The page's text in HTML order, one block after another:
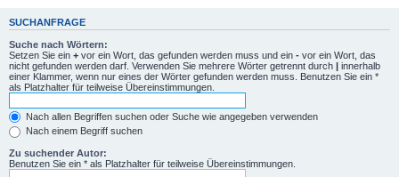
SUCHANFRAGE
Suche nach Wörtern:
Setzen Sie ein + vor ein Wort, das gefunden werden muss und ein - vor ein Wort, das
nicht gefunden werden darf. Verwenden Sie mehrere Wörter getrennt durch | innerhalb
einer Klammer, wenn nur eines der Wörter gefunden werden muss. Benutzen Sie ein *
als Platzhalter für teilweise Übereinstimmungen.
Nach allen Begriffen suchen oder Suche wie angegeben verwenden
Nach einem Begriff suchen
Zu suchender Autor:
Benutzen Sie ein * als Platzhalter für teilweise Übereinstimmungen.